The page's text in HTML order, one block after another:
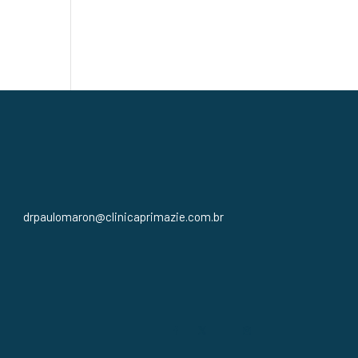
drpaulomaron@clinicaprimazie.com.br